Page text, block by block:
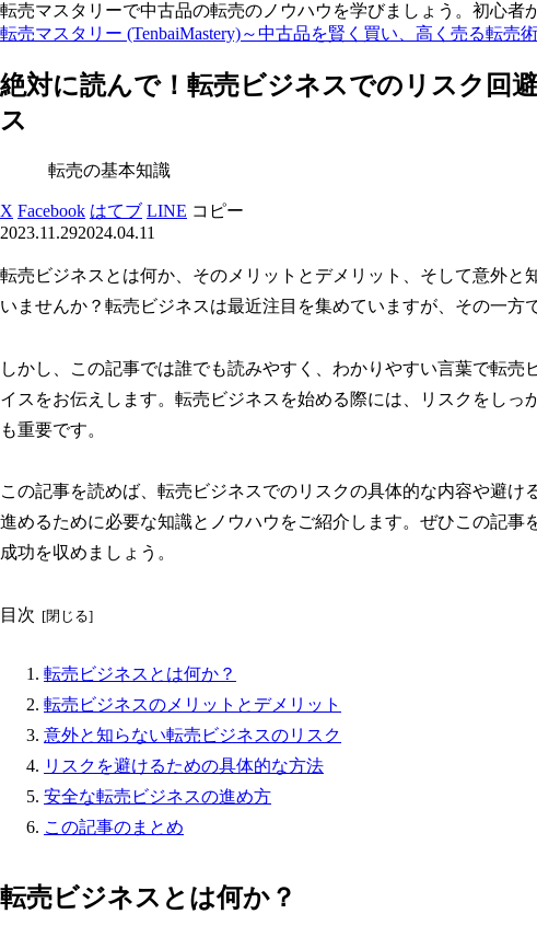
転売マスタリーで中古品の転売のノウハウを学びましょう。初心者
転売マスタリー (TenbaiMastery)～中古品を賢く買い、高く売る転売術
絶対に読んで！転売ビジネスでのリスク回
ス
転売の基本知識
X Facebook はてブ LINE コピー
2023.11.292024.04.11
転売ビジネスとは何か、そのメリットとデメリット、そして意外
いませんか？転売ビジネスは最近注目を集めていますが、その一方
しかし、この記事では誰でも読みやすく、わかりやすい言葉で転
イスをお伝えします。転売ビジネスを始める際には、リスクをしっ
も重要です。
この記事を読めば、転売ビジネスでのリスクの具体的な内容や避
進めるために必要な知識とノウハウをご紹介します。ぜひこの記事
成功を収めましょう。
目次
転売ビジネスとは何か？
転売ビジネスのメリットとデメリット
意外と知らない転売ビジネスのリスク
リスクを避けるための具体的な方法
安全な転売ビジネスの進め方
この記事のまとめ
転売ビジネスとは何か？